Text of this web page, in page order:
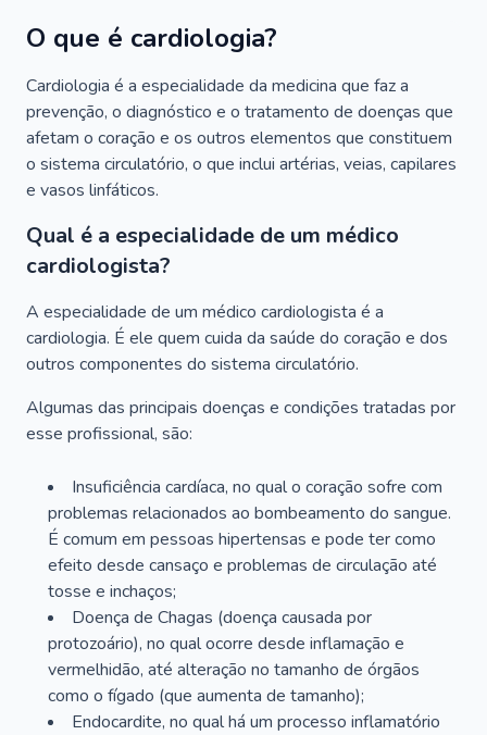
O que é cardiologia?
Cardiologia é a especialidade da medicina que faz a
prevenção, o diagnóstico e o tratamento de doenças que
afetam o coração e os outros elementos que constituem
o sistema circulatório, o que inclui artérias, veias, capilares
e vasos linfáticos.
Qual é a especialidade de um médico
cardiologista?
A especialidade de um médico cardiologista é a
cardiologia. É ele quem cuida da saúde do coração e dos
outros componentes do sistema circulatório.
Algumas das principais doenças e condições tratadas por
esse profissional, são:
Insuficiência cardíaca, no qual o coração sofre com
problemas relacionados ao bombeamento do sangue.
É comum em pessoas hipertensas e pode ter como
efeito desde cansaço e problemas de circulação até
tosse e inchaços;
Doença de Chagas (doença causada por
protozoário), no qual ocorre desde inflamação e
vermelhidão, até alteração no tamanho de órgãos
como o fígado (que aumenta de tamanho);
Endocardite, no qual há um processo inflamatório